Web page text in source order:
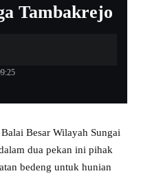
Tambakrejo
Besar Wilayah Sungai
dua pekan ini pihak
bedeng untuk hunian